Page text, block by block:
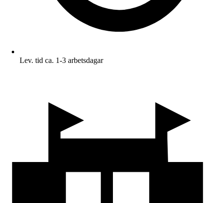
Lev. tid ca. 1-3 arbetsdagar